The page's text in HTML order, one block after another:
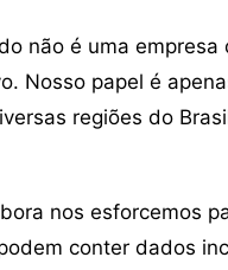
não é uma
Nosso papel é
regiões do
nos esforcemos
conter dados